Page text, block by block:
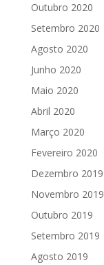
Outubro 2020
Setembro 2020
Agosto 2020
Junho 2020
Maio 2020
Abril 2020
Março 2020
Fevereiro 2020
Dezembro 2019
Novembro 2019
Outubro 2019
Setembro 2019
Agosto 2019